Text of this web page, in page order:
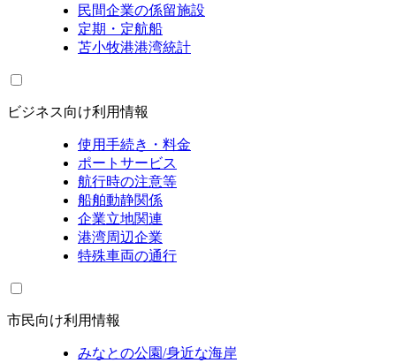
民間企業の係留施設
定期・定航船
苫小牧港港湾統計
ビジネス向け利用情報
使用手続き・料金
ポートサービス
航行時の注意等
船舶動静関係
企業立地関連
港湾周辺企業
特殊車両の通行
市民向け利用情報
みなとの公園/身近な海岸